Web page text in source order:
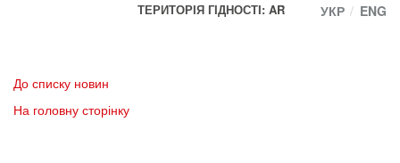
ТЕРИТОРІЯ ГІДНОСТІ: AR
УКР ENG
До списку новин
На головну сторінку